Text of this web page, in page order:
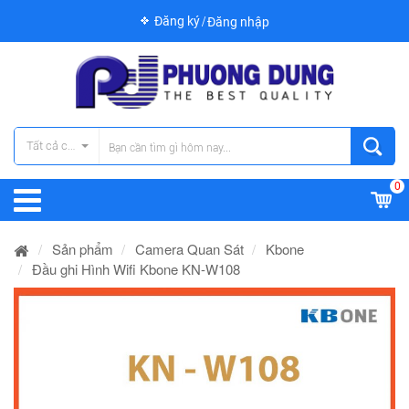
Đăng ký Đăng nhập
Tất cả các danh mục
0
Sản phẩm Camera Quan Sát
Kbone
Đầu ghi Hình Wifi Kbone KN-W108